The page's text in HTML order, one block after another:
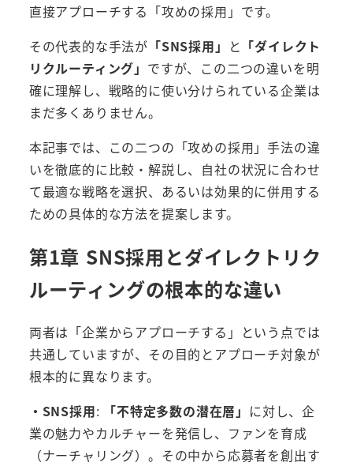
直接アプローチする「攻めの採用」です。
その代表的な手法が 「SNS採用」 と 「ダイレクト
リクルーティング」 ですが、この二つの違いを明
確に理解し、戦略的に使い分けられている企業は
まだ多くありません。
本記事では、この二つの「攻めの採用」手法の違
いを徹底的に比較・解説し、自社の状況に合わせ
て最適な戦略を選択、あるいは効果的に併用する
ための具体的な方法を提案します。
第1章 SNS採用とダイレクトリク
ルーティングの根本的な違い
両者は「企業からアプローチする」という点では
共通していますが、その目的とアプローチ対象が
根本的に異なります。
・SNS採用: 「不特定多数の潜在層」 に対し、企
業の魅力やカルチャーを発信し、ファンを育成
（ナーチャリング）。その中から応募者を創出す